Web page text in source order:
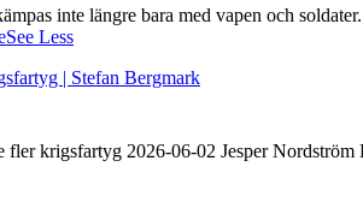
inte längre bara med vapen och
See Less
| Stefan Bergmark
krigsfartyg 2026-06-02 Jesper Nordström